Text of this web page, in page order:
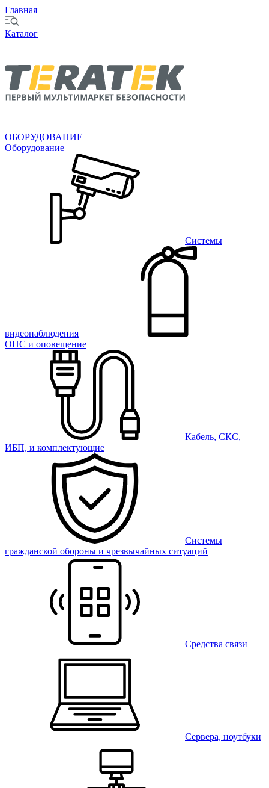
Главная
Каталог
ОБОРУДОВАНИЕ
Оборудование
Системы
видеонаблюдения
ОПС и оповещение
Кабель, СКС,
ИБП, и комплектующие
Системы
гражданской обороны и чрезвычайных ситуаций
Средства связи
Сервера, ноутбуки